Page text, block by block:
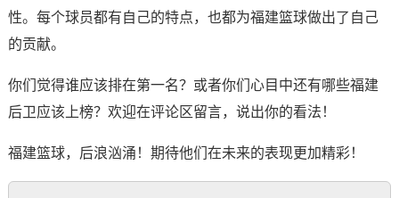
性。每个球员都有自己的特点，也都为福建篮球做出了自己
的贡献。
你们觉得谁应该排在第一名？或者你们心目中还有哪些福建
后卫应该上榜？欢迎在评论区留言，说出你的看法！
福建篮球，后浪汹涌！期待他们在未来的表现更加精彩！